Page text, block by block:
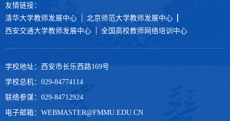
友情链接：
清华大学教师发展中心
北京师范大学教师发展中心
西安交通大学教师发展中心
全国高校教师网络培训中心
学校地址：西安市长乐西路169号
学校总机：029-84774114
联络参谋：029-84712924
电子邮箱：WEBMASTER@FMMU.EDU.CN